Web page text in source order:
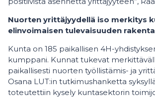
Nuorten yrittäjyydellä iso merkitys
elinvoimaisen tulevaisuuden
Kunta on 185 paikallisen 4H-
kumppani. Kunnat tukevat
paikallisesti nuorten työllistämis- ja
Osana LUT:in tutkimushanketta
toteutettiin kysely kuntasektorin